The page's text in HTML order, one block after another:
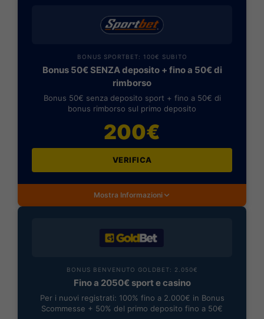
BONUS SPORTBET: 100€ SUBITO
Bonus 50€ SENZA deposito + fino a 50€ di
rimborso
Bonus 50€ senza deposito sport + fino a 50€ di
bonus rimborso sul primo deposito
200€
VERIFICA
Mostra Informazioni
BONUS BENVENUTO GOLDBET: 2.050€
Fino a 2050€ sport e casino
Per i nuovi registrati: 100% fino a 2.000€ in Bonus
Scommesse + 50% del primo deposito fino a 50€